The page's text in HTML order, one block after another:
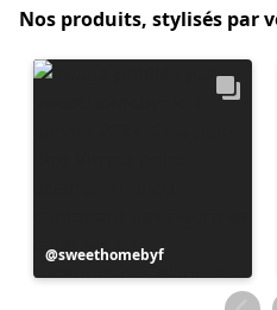
Nos produits, stylisés par
Publication
publiée
sweethomebyf